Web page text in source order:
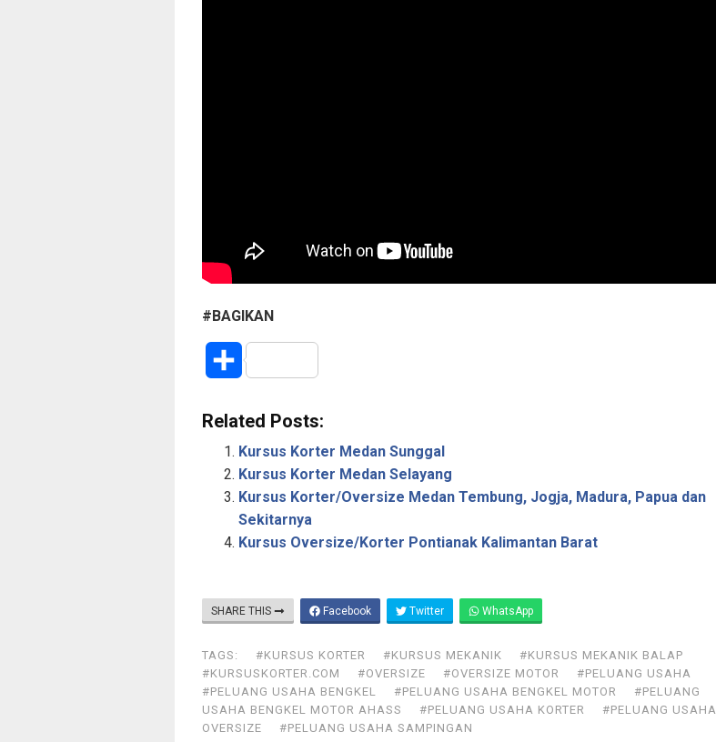
#BAGIKAN
S
a
r
e
Related Posts:
Kursus Korter Medan Sunggal
Kursus Korter Medan Selayang
Kursus Korter/Oversize Medan Tembung, Jogja, Madura, Papua dan
Sekitarnya
Kursus Oversize/Korter Pontianak Kalimantan Barat
SHARE THIS Facebook Twitter WhatsApp
TAGS: #KURSUS KORTER #KURSUS MEKANIK
#KURSUS MEKANIK BALAP
#KURSUSKORTER.COM
#OVERSIZE #OVERSIZE MOTOR
#PELUANG USAHA
#PELUANG USAHA BENGKEL
#PELUANG USAHA BENGKEL MOTOR
#PELUANG
USAHA BENGKEL MOTOR AHASS
#PELUANG USAHA KORTER
#PELUANG USAHA
OVERSIZE
#PELUANG USAHA SAMPINGAN